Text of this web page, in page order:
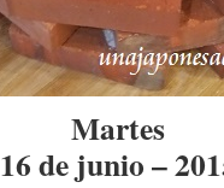
Martes
16 de junio –